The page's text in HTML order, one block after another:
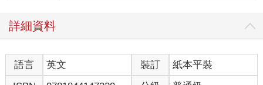
詳細資料
語言 英文 裝訂
紙本平裝